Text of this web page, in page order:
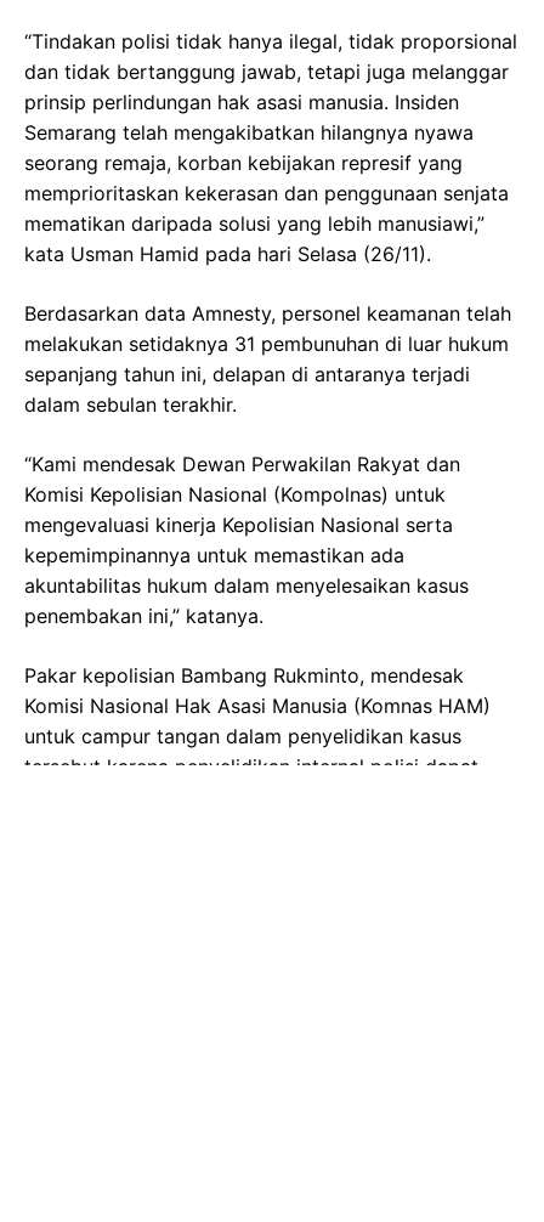
“Tindakan polisi tidak hanya ilegal, tidak proporsional
dan tidak bertanggung jawab, tetapi juga melanggar
prinsip perlindungan hak asasi manusia. Insiden
Semarang telah mengakibatkan hilangnya nyawa
seorang remaja, korban kebijakan represif yang
memprioritaskan kekerasan dan penggunaan senjata
mematikan daripada solusi yang lebih manusiawi,”
kata Usman Hamid pada hari Selasa (26/11).
Berdasarkan data Amnesty, personel keamanan telah
melakukan setidaknya 31 pembunuhan di luar hukum
sepanjang tahun ini, delapan di antaranya terjadi
dalam sebulan terakhir.
“Kami mendesak Dewan Perwakilan Rakyat dan
Komisi Kepolisian Nasional (Kompolnas) untuk
mengevaluasi kinerja Kepolisian Nasional serta
kepemimpinannya untuk memastikan ada
akuntabilitas hukum dalam menyelesaikan kasus
penembakan ini,” katanya.
Pakar kepolisian Bambang Rukminto, mendesak
Komisi Nasional Hak Asasi Manusia (Komnas HAM)
untuk campur tangan dalam penyelidikan kasus
tersebut karena penyelidikan internal polisi dapat